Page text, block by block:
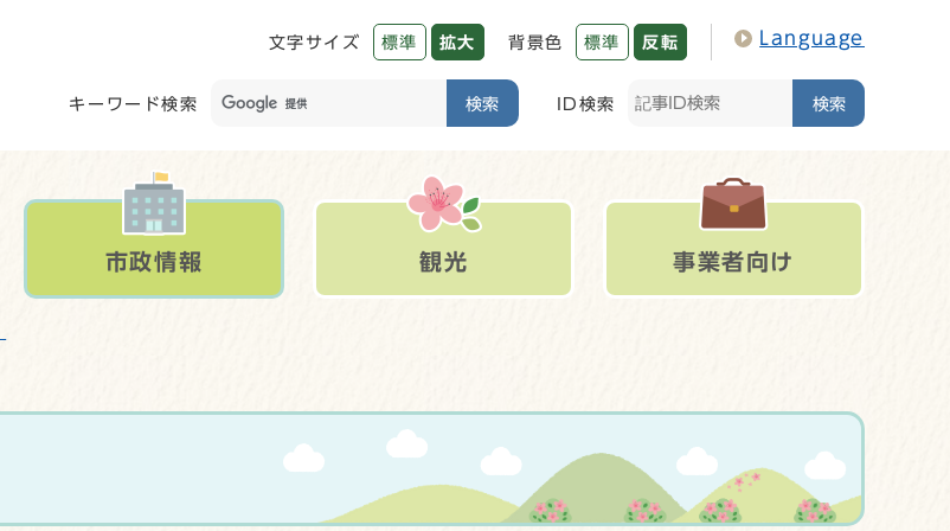
文字サイズ 標準 拡大 背景色 標準 反転 Language
キーワード検索 検索 ID検索 検索
市政情報 観光 事業者向け